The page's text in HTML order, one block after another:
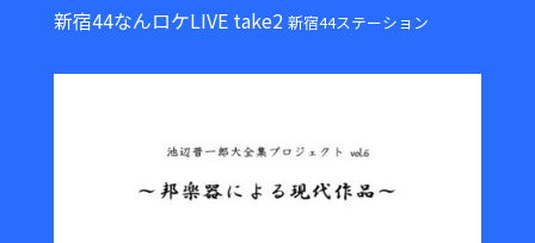
新宿44なんロケLIVE take2新宿44ステーション